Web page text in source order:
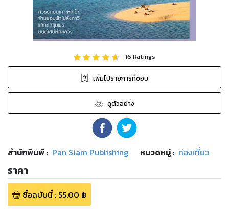
16 Ratings
เพิ่มไปรายการที่ชอบ
ดูตัวอย่าง
สำนักพิมพ์: Pan Siam Publishing หมวดหมู่: ท่องเที่ยว
ราคา
ซื้อฉบับนี้: 55.00 ฿